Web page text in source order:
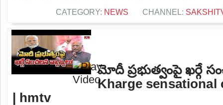
CATEGORY: NEWS CHANNEL:
మోదీ ప్రభుత్వంపై ఖర్గే
Kharge sensational
| hmtv